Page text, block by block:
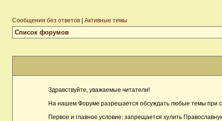
Сообщения без ответов Активные темы
Список форумов
Здравствуйте, уважаемые читатели!
На нашем Форуме разрешается обсуждать любые темы при
Первое и главное условие: запрещается хулить